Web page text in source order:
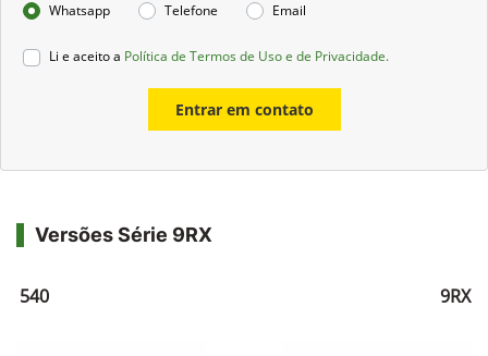
Whatsapp Telefone Email
Li e aceito a Política de Termos de Uso e de Privacidade.
Entrar em contato
Versões Série 9RX
540 9RX